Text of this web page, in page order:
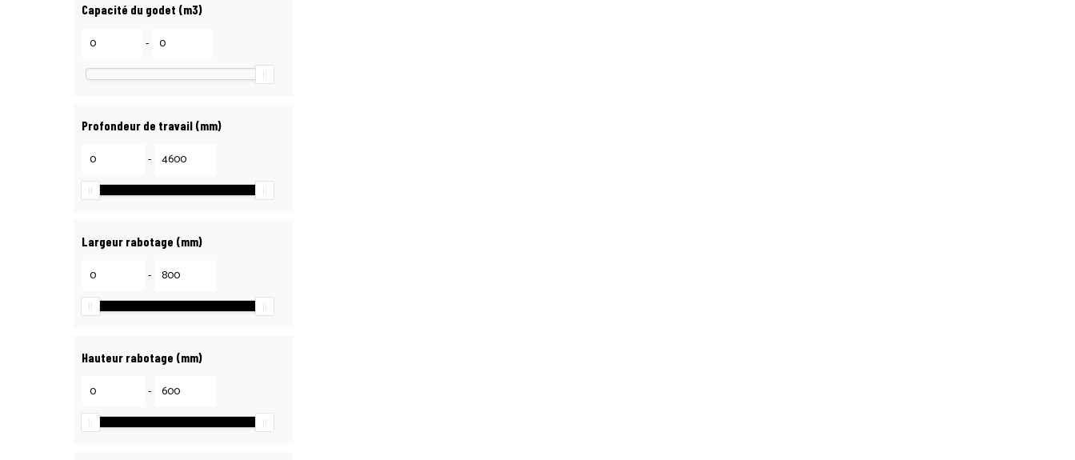
Capacité du godet (m3)
-
Profondeur de travail (mm)
-
Largeur rabotage (mm)
-
Hauteur rabotage (mm)
-